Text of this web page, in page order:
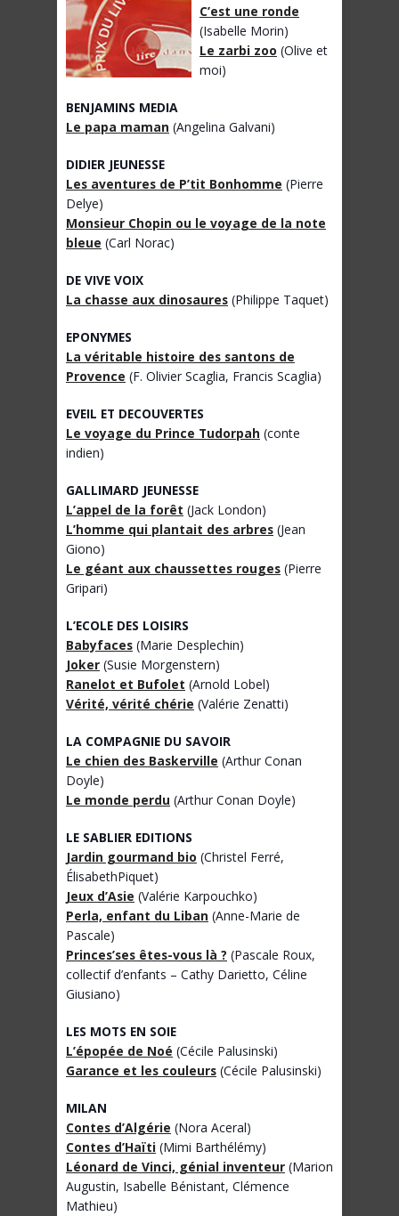
C’est une ronde
(Isabelle Morin)
Le zarbi zoo (Olive et
moi)
BENJAMINS MEDIA
Le papa maman (Angelina Galvani)
DIDIER JEUNESSE
Les aventures de P’tit Bonhomme (Pierre
Delye)
Monsieur Chopin ou le voyage de la note
bleue (Carl Norac)
DE VIVE VOIX
La chasse aux dinosaures (Philippe Taquet)
EPONYMES
La véritable histoire des santons de
Provence (F. Olivier Scaglia, Francis Scaglia)
EVEIL ET DECOUVERTES
Le voyage du Prince Tudorpah (conte
indien)
GALLIMARD JEUNESSE
L’appel de la forêt (Jack London)
L’homme qui plantait des arbres (Jean
Giono)
Le géant aux chaussettes rouges (Pierre
Gripari)
L’ECOLE DES LOISIRS
Babyfaces (Marie Desplechin)
Joker (Susie Morgenstern)
Ranelot et Bufolet (Arnold Lobel)
Vérité, vérité chérie (Valérie Zenatti)
LA COMPAGNIE DU SAVOIR
Le chien des Baskerville (Arthur Conan
Doyle)
Le monde perdu (Arthur Conan Doyle)
LE SABLIER EDITIONS
Jardin gourmand bio (Christel Ferré,
ÉlisabethPiquet)
Jeux d’Asie (Valérie Karpouchko)
Perla, enfant du Liban (Anne-Marie de
Pascale)
Princes’ses êtes-vous là ? (Pascale Roux,
collectif d’enfants – Cathy Darietto, Céline
Giusiano)
LES MOTS EN SOIE
L’épopée de Noé (Cécile Palusinski)
Garance et les couleurs (Cécile Palusinski)
MILAN
Contes d’Algérie (Nora Aceral)
Contes d’Haïti (Mimi Barthélémy)
Léonard de Vinci, génial inventeur (Marion
Augustin, Isabelle Bénistant, Clémence
Mathieu)